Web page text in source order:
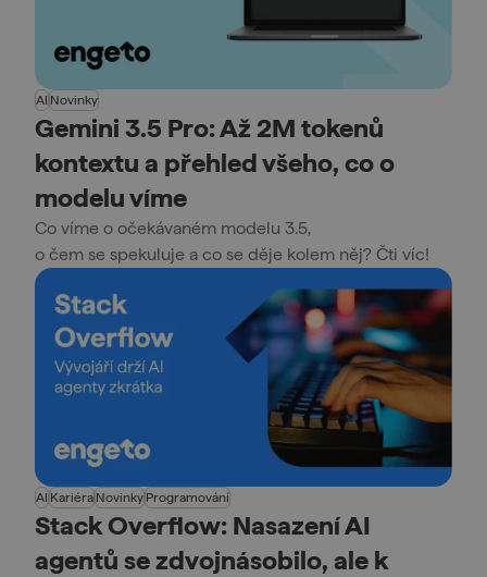
AI Novinky
Gemini 3.5 Pro: Až 2M tokenů
kontextu a přehled všeho, co o
modelu víme
Co víme o očekávaném modelu 3.5,
o čem se spekuluje a co se děje kolem něj? Čti víc!
AI Kariéra Novinky Programování
Stack Overflow: Nasazení AI
agentů se zdvojnásobilo, ale k